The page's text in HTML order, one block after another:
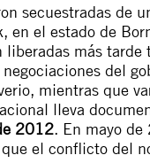
secuestradas de
en el estado de
más tarde
del
mientras que
lleva
2012. En mayo
el conflicto del